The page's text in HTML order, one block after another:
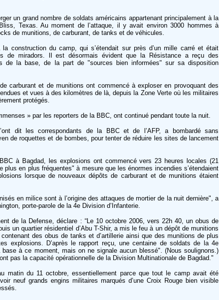
un grand nombre de soldats américains appartenant principalement à la
Texas. Au moment de l’attaque, il y avait environ 3000 hommes à
de munitions, de carburant, de tanks et de véhicules.
construction du camp, qui s’étendait sur près d’un mille carré et était
de miradors. Il est désormais évident que la Résistance a reçu des
de la base, de la part de "sources bien informées" sur sa disposition
carburant et de munitions ont commencé à exploser en provoquant des
et vues à des kilomètres de là, depuis la Zone Verte où les militaires
protégés.
» par les reporters de la BBC, ont continué pendant toute la nuit.
dit les correspondants de la BBC et de l’AFP, a bombardé sans
de roquettes et de bombes, pour tenter de réduire les sites de lancement
à Bagdad, les explosions ont commencé vers 23 heures locales (21
plus en plus fréquentes" à mesure que les énormes incendies s’étendaient
lorsque de nouveaux dépôts de carburant et de munitions étaient
en milice sont à l’origine des attaques de mortier de la nuit dernière", a
porte-parole de la 4e Division d’Infanterie.
de la Defense, déclare : “Le 10 octobre 2006, vers 22h 40, un obus de
un quartier résidentiel d’Abu T-Shir, a mis le feu à un dépôt de munitions
des obus de tanks et d’artillerie ainsi que des munitions de plus
explosions. D’après le rapport reçu, une centaine de soldats de la 4e
base à ce moment, mais on ne signale aucun blessé". (Nous soulignons.)
pas la capacité opérationnelle de la Division Multinationale de Bagdad."
matin du 11 octobre, essentiellement parce que tout le camp avait été
neuf grands engins militaires marqués d’une Croix Rouge bien visible